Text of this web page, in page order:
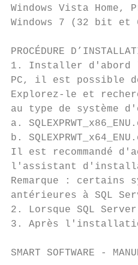
Windows Vista Home,
Windows 7 (32 bit et
PROCÉDURE
1. Installer d'abord
PC, il est possible
Explorez-le et
au type de système
a.
b.
Il est recommandé
l'assistant
Remarque : certains
antérieures à SQL
2. Lorsque SQL
3. Après
SMART SOFTWARE